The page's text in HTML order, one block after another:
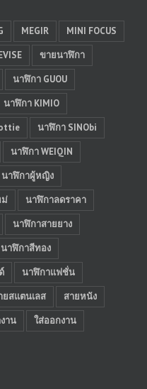
MEGIR
MINI FOCUS
ขายนาฬิกา
นาฬิกา GUOU
นาฬิกา KIMIO
นาฬิกา SINObi
นาฬิกา WEIQIN
นาฬิกาผู้หญิง
ม่
นาฬิกาลดราคา
นาฬิกาสายยาง
นาฬิกาสีทอง
นาฬิกาแฟชั่น
ยสแตนเลส
สายหนัง
าน ใส่ออกงาน